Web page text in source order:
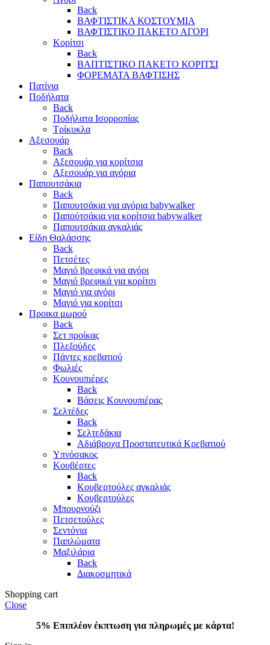
Back
ΒΑΦΤΙΣΤΙΚΑ ΚΟΣΤΟΥΜΙΑ
ΒΑΦΤΙΣΤΙΚΟ ΠΑΚΕΤΟ ΑΓΟΡΙ
Κορίτσι
Back
ΒΑΠΤΙΣΤΙΚΟ ΠΑΚΕΤΟ ΚΟΡΙΤΣΙ
ΦΟΡΕΜΑΤΑ ΒΑΦΤΙΣΗΣ
Πατίνια
Ποδήλατα
Back
Ποδήλατα Ισορροπίας
Τρίκυκλα
Αξεσουάρ
Back
Αξεσουάρ για κορίτσια
Αξεσουάρ για αγόρια
Παπουτσάκια
Back
Παπουτσάκια για αγόρια babywalker
Παπούτσάκια για κορίτσια babywalker
Παπουτσάκια αγκαλιάς
Είδη Θαλάσσης
Back
Πετσέτες
Μαγιό βρεφικά για αγόρι
Μαγιό βρεφικά για κορίτσι
Μαγιό για αγόρι
Μαγιό για κορίτσι
Προικα μωρού
Back
Σετ προίκας
Πλεξούδες
Πάντες κρεβατιού
Φωλιές
Κουνουπιέρες
Back
Βάσεις Κουνουπιέρας
Σελτέδες
Back
Σελτεδάκια
Αδιάβροχα Προστατευτικά Κρεβατιού
Υπνόσακος
Κουβέρτες
Back
Κουβερτούλες αγκαλιάς
Κουβερτούλες
Μπουρνούζι
Πετσετούλες
Σεντόνια
Παπλώματα
Μαξιλάρια
Back
Διακοσμητικά
Shopping cart
Close
5% Επιπλέον έκπτωση για πληρωμές με κάρτα!